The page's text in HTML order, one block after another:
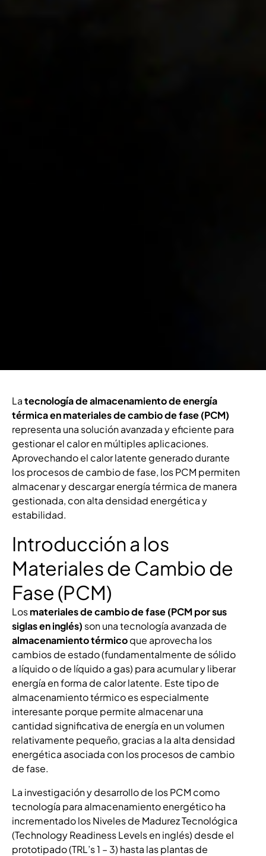
Latecnología de almacenamiento de energía
térmica en materiales de cambio de fase (PCM)
representa una solución avanzada y eficiente para
gestionar el calor en múltiples aplicaciones.
Aprovechando el calor latente generado durante
los procesos de cambio de fase, los PCM permiten
almacenar y descargar energía térmica de manera
gestionada, con alta densidad energética y
estabilidad.
Introducción a los
Materiales de Cambio de
Fase (PCM)
Losmateriales de cambio de fase (PCM por sus
siglas en inglés) son una tecnología avanzada de
almacenamiento térmicoque aprovecha los
cambios de estado (fundamentalmente de sólido
a líquido o de líquido a gas) para acumular y liberar
energía en forma de calor latente. Este tipo de
almacenamiento térmico es especialmente
interesante porque permite almacenar una
cantidad significativa de energía en un volumen
relativamente pequeño, gracias a la alta densidad
energética asociada con los procesos de cambio
de fase.
La investigación y desarrollo de los PCM como
tecnología para almacenamiento energético ha
incrementado los Niveles de Madurez Tecnológica
(Technology Readiness Levels en inglés) desde el
prototipado (TRL’s 1 – 3) hasta las plantas de